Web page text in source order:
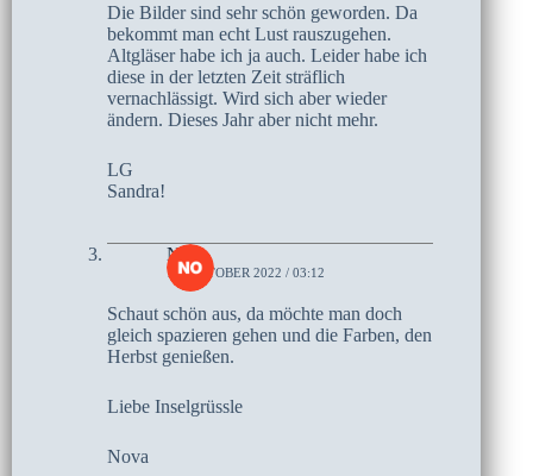
Die Bilder sind sehr schön geworden. Da
bekommt man echt Lust rauszugehen.
Altgläser habe ich ja auch. Leider habe ich
diese in der letzten Zeit sträflich
vernachlässigt. Wird sich aber wieder
ändern. Dieses Jahr aber nicht mehr.
LG
Sandra!
Nova
14. OKTOBER 2022 / 03:12
Schaut schön aus, da möchte man doch
gleich spazieren gehen und die Farben, den
Herbst genießen.
Liebe Inselgrüssle
Nova